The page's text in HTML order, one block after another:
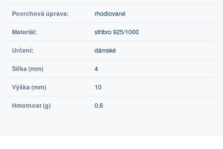
Povrchová úprava: rhodiované
Materiál: stříbro 925/1000
Určení: dámské
Šířka (mm) 4
Výška (mm) 10
Hmotnost (g) 0,6